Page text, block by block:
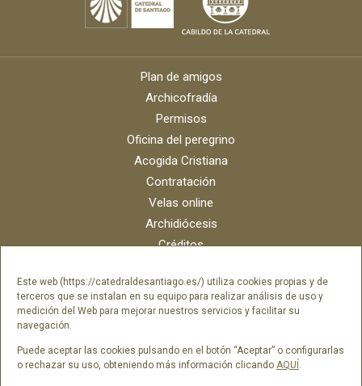
Este web (https://catedraldesantiago.es/) utiliza cookies propias y de
terceros que se instalan en su equipo para realizar análisis de uso y
medición del Web para mejorar nuestros servicios y facilitar su
navegación.
Puede aceptar las cookies pulsando en el botón “Aceptar” o configurarlas
o rechazar su uso, obteniendo más información clicando AQUÍ.
Plan de amigos
Archicofradía
Permisos
Oficina del peregrino
Acogida Cristiana
Contratación
Velas online
Archidiócesis
Créditos
Contacto
Portal del empleado SAMI Catedral